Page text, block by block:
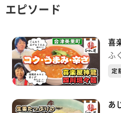
エピソード
喜
ふ
定
あ